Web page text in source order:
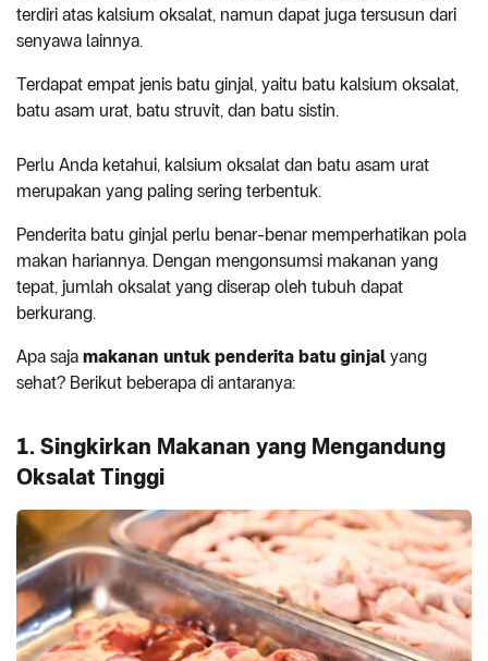
terdiri atas kalsium oksalat, namun dapat juga tersusun dari
senyawa lainnya.
Terdapat empat jenis batu ginjal, yaitu batu kalsium oksalat,
batu asam urat, batu struvit, dan batu sistin.
Perlu Anda ketahui, kalsium oksalat dan batu asam urat
merupakan yang paling sering terbentuk.
Penderita batu ginjal perlu benar-benar memperhatikan pola
makan hariannya. Dengan mengonsumsi makanan yang
tepat, jumlah oksalat yang diserap oleh tubuh dapat
berkurang.
Apa saja makanan untuk penderita batu ginjal yang
sehat? Berikut beberapa di antaranya:
1. Singkirkan Makanan yang Mengandung
Oksalat Tinggi